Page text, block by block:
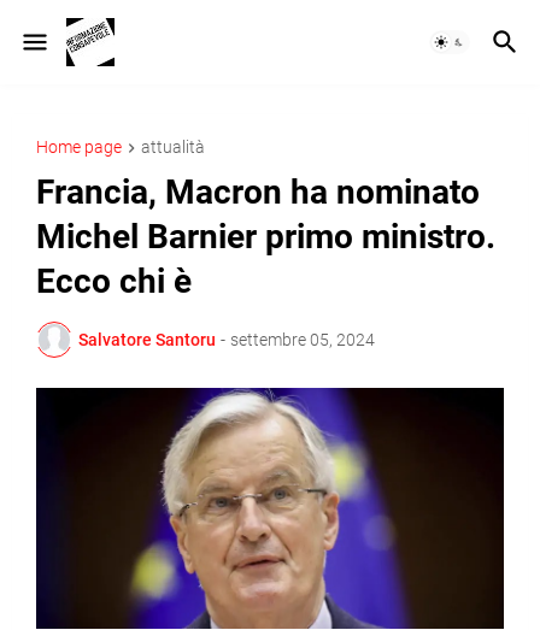
Home page attualità
Francia, Macron ha nominato
Michel Barnier primo ministro.
Ecco chi è
Salvatore Santoru - settembre 05, 2024